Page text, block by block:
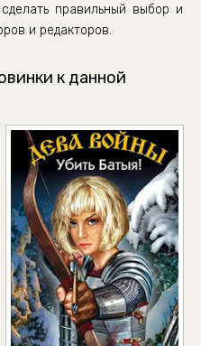
правильный выбор и
и редакторов.
к данной